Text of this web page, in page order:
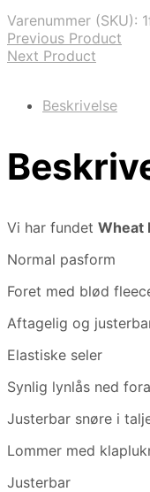
899,00 kr..
Varenummer (SKU):
Previous Product
Next Product
Beskrivelse
Vi har fundet Wheat
Normal pasform
Foret med blød
Aftagelig og
Elastiske seler
Synlig lynlås ned
Justerbar snøre i
Lommer med
Justerbar